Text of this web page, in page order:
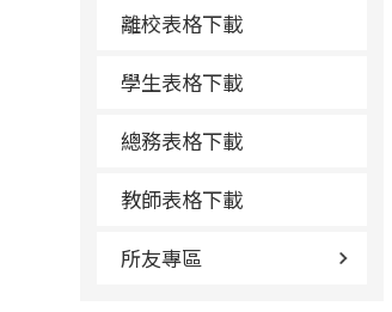
離校表格下載
學生表格下載
總務表格下載
教師表格下載
所友專區